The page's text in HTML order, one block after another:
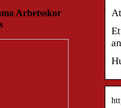
Arbetsskor